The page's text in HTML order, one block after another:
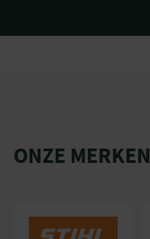
ONZE MERKEN